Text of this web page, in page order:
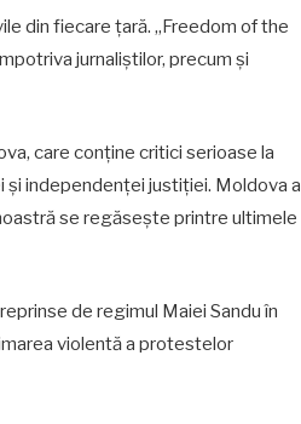
din fiecare țară. „Freedom of the
jurnaliștilor, precum și
care conține critici serioase la
și independenței justiției. Moldova a
se regăsește printre ultimele
de regimul Maiei Sandu în
violentă a protestelor